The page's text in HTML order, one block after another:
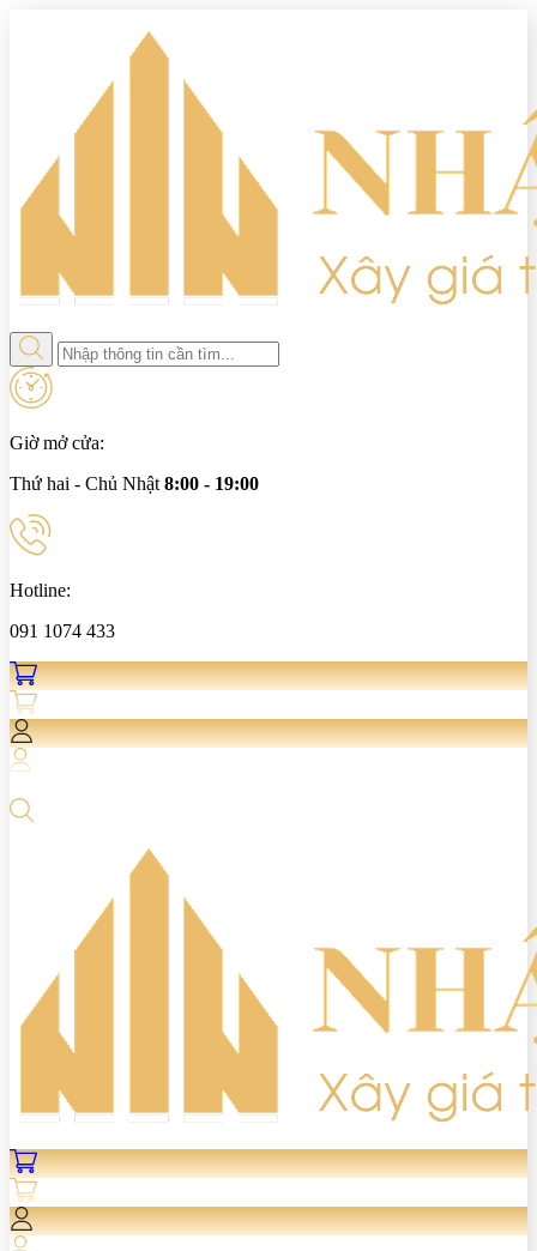
Giờ mở cửa:
Thứ hai - Chủ Nhật 8:00 - 19:00
Hotline:
091 1074 433